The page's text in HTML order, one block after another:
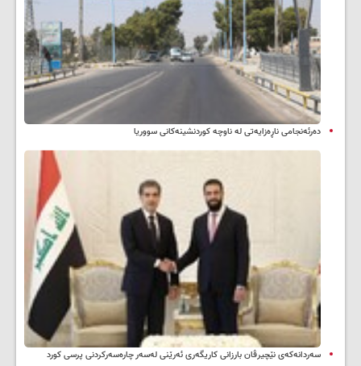
دەرئەنجامی ناڕەزایەتی لە ناوچە کوردنشینەکانی سووریا
سه‌ردانه‌کەی نێچیرڤان بارزانی كاریگه‌ری ئه‌رێنی له‌سه‌ر چاره‌سه‌ركردنی پرسی كورد